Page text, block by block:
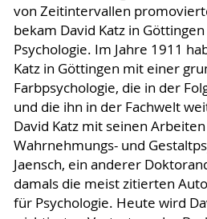
von Zeitintervallen
bekam David Katz in
Psychologie. Im Jahre 1911
Katz in Göttingen mit einer
Farbpsychologie, die in der
und die ihn in der Fachwelt
David Katz mit seinen
Wahrnehmungs- und
Jaensch, ein anderer
damals die meist zitierten
für Psychologie. Heute wird